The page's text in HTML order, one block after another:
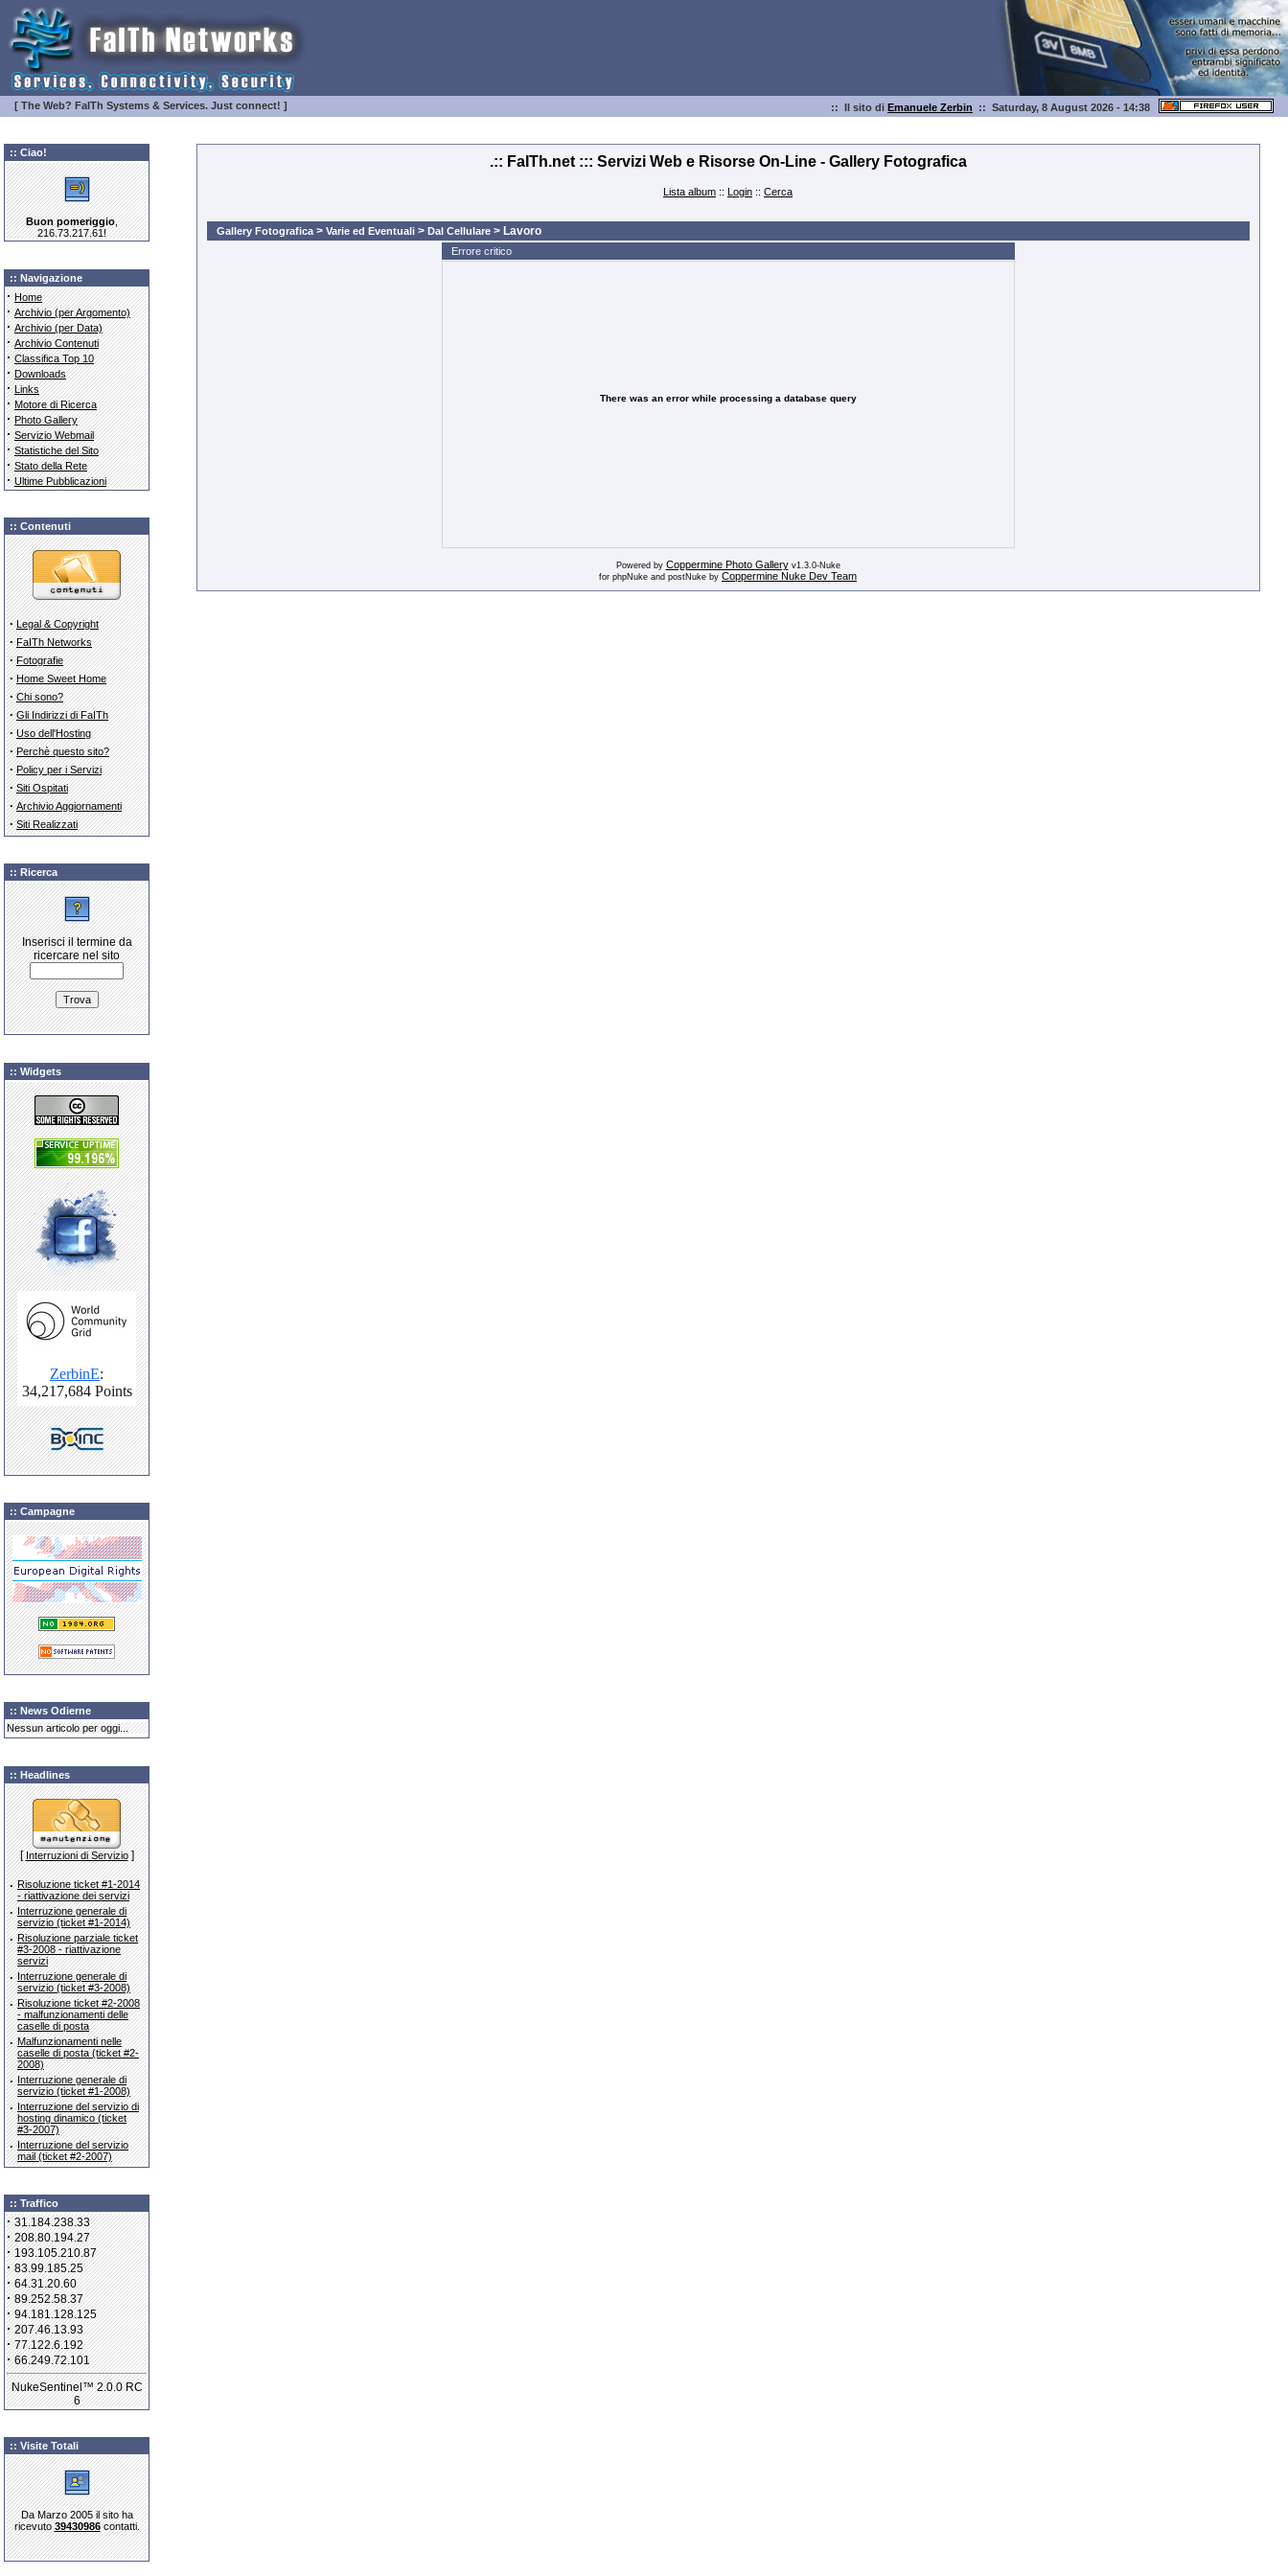
[ The Web? FaITh Systems & Services. Just connect! ] :: Il sito di Emanuele Zerbin :: Saturday, 8 August 2026 - 14:38
:: Ciao!
Buon pomeriggio,
216.73.217.61!
:: Navigazione
· Home
· Archivio (per Argomento)
· Archivio (per Data)
· Archivio Contenuti
· Classifica Top 10
· Downloads
· Links
· Motore di Ricerca
· Photo Gallery
· Servizio Webmail
· Statistiche del Sito
· Stato della Rete
· Ultime Pubblicazioni
:: Contenuti
· Legal & Copyright
· FaITh Networks
· Fotografie
· Home Sweet Home
· Chi sono?
· Gli Indirizzi di FaITh
· Uso dell'Hosting
· Perchè questo sito?
· Policy per i Servizi
· Siti Ospitati
· Archivio Aggiornamenti
· Siti Realizzati
:: Ricerca
Inserisci il termine da
ricercare nel sito
:: Widgets
:: Campagne
:: News Odierne
Nessun articolo per oggi...
:: Headlines
[Interruzioni di Servizio]
· Risoluzione ticket #1-2014
- riattivazione dei servizi
· Interruzione generale di
servizio (ticket #1-2014)
· Risoluzione parziale ticket
#3-2008 - riattivazione
servizi
· Interruzione generale di
servizio (ticket #3-2008)
· Risoluzione ticket #2-2008
- malfunzionamenti delle
caselle di posta
· Malfunzionamenti nelle
caselle di posta (ticket #2-
2008)
· Interruzione generale di
servizio (ticket #1-2008)
· Interruzione del servizio di
hosting dinamico (ticket
#3-2007)
· Interruzione del servizio
mail (ticket #2-2007)
:: Traffico
·31.184.238.33
·208.80.194.27
·193.105.210.87
·83.99.185.25
·64.31.20.60
·89.252.58.37
·94.181.128.125
·207.46.13.93
·77.122.6.192
·66.249.72.101
NukeSentinel™ 2.0.0 RC
6
:: Visite Totali
Da Marzo 2005 il sito ha
ricevuto39430986contatti.
.:: FaITh.net ::: Servizi Web e Risorse On-Line - Gallery Fotografica
Lista album :: Login :: Cerca
Gallery Fotografica> Varie ed Eventuali> Dal Cellulare> Lavoro
Errore critico
There was an error while processing a database query
Powered by Coppermine Photo Galleryv1.3.0-Nuke
for phpNuke and postNuke by Coppermine Nuke Dev Team